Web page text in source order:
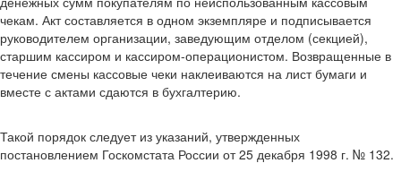
чекам. Акт составляется в одном экземпляре и подписывается
руководителем организации, заведующим отделом (секцией),
старшим кассиром и кассиром-операционистом. Возвращенные в
течение смены кассовые чеки наклеиваются на лист бумаги и
вместе с актами сдаются в бухгалтерию.
Такой порядок следует из указаний, утвержденных
постановлением Госкомстата России от 25 декабря 1998 г. № 132.